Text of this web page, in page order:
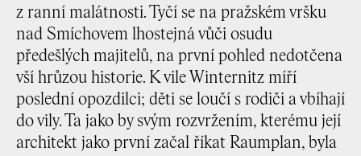
z ranní malátnosti. Tyčí se na pražském vršku
nad Smíchovem lhostejná vůči osudu
předešlých majitelů, na první pohled nedotčena
vší hrůzou historie. K vile Winternitz míří
poslední opozdilci; děti se loučí s rodiči a vbíhají
do vily. Ta jako by svým rozvržením, kterému její
architekt jako první začal říkat Raumplan, byla